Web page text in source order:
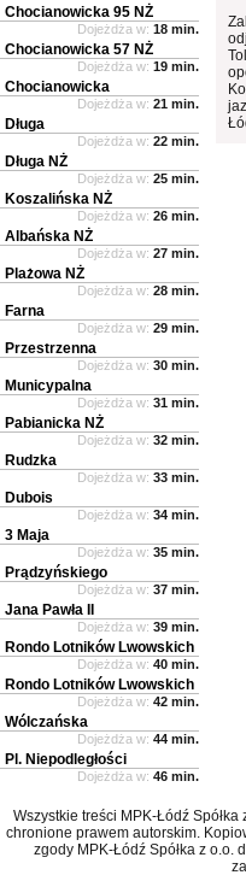
Chocianowicka 95 NŻ
Dojeżdża w: 18 min.
Chocianowicka 57 NŻ
Dojeżdża w: 19 min.
Chocianowicka
Dojeżdża w: 21 min.
Długa
Dojeżdża w: 22 min.
Długa NŻ
Dojeżdża w: 25 min.
Koszalińska NŻ
Dojeżdża w: 26 min.
Albańska NŻ
Dojeżdża w: 27 min.
Plażowa NŻ
Dojeżdża w: 28 min.
Farna
Dojeżdża w: 29 min.
Przestrzenna
Dojeżdża w: 30 min.
Municypalna
Dojeżdża w: 31 min.
Pabianicka NŻ
Dojeżdża w: 32 min.
Rudzka
Dojeżdża w: 33 min.
Dubois
Dojeżdża w: 34 min.
3 Maja
Dojeżdża w: 35 min.
Prądzyńskiego
Dojeżdża w: 37 min.
Jana Pawła II
Dojeżdża w: 39 min.
Rondo Lotników Lwowskich
Dojeżdża w: 40 min.
Rondo Lotników Lwowskich
Dojeżdża w: 42 min.
Wólczańska
Dojeżdża w: 44 min.
Pl. Niepodległości
Dojeżdża w: 46 min.
Wszystkie treści MPK-Łódź
chronione prawem autorskim.
zgody MPK-Łódź Spółka z o.o.